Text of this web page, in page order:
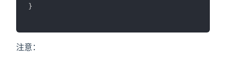
}
注意：